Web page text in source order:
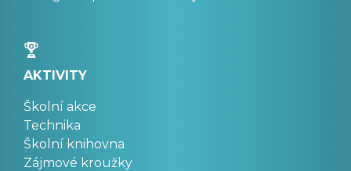
AKTIVITY
Školní akce
Technika
Školní knihovna
Zájmové kroužky